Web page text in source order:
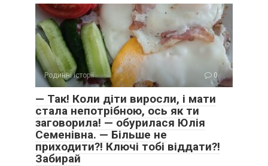
Родинні історії 0
— Так! Коли діти виросли, і мати
стала непотрібною, ось як ти
заговорила! — обурилася Юлія
Семенівна. — Більше не
приходити?! Ключі тобі віддати?!
Забирай